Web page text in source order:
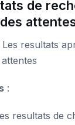
de
Les resultats
:
resultats de